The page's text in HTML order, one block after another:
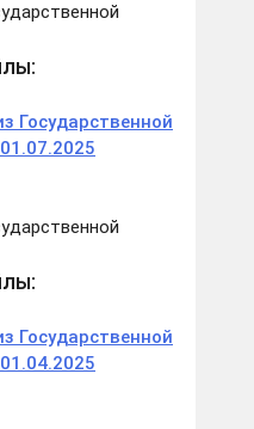
Государственной
Государственной